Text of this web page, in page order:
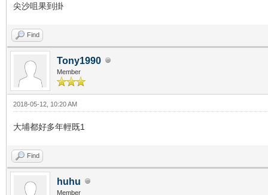
尖沙咀果到掛
Find
Tony1990
Member
2018-05-12, 10:20 AM
大埔都好多年輕既1
Find
huhu
Member